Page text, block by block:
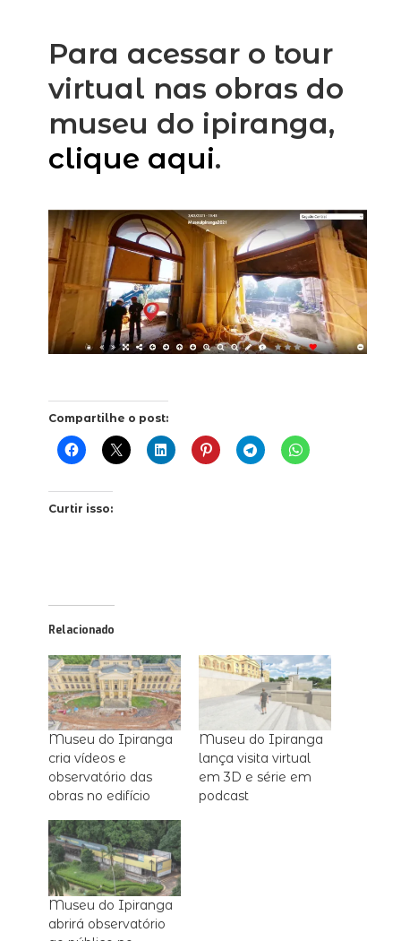
Para acessar o tour
virtual nas obras do
museu do ipiranga,
clique aqui.
Compartilhe o post:
Curtir isso:
Relacionado
Museu do Ipiranga
cria vídeos e
observatório das
obras no edifício
Museu do Ipiranga
lança visita virtual
em 3D e série em
podcast
Museu do Ipiranga
abrirá observatório